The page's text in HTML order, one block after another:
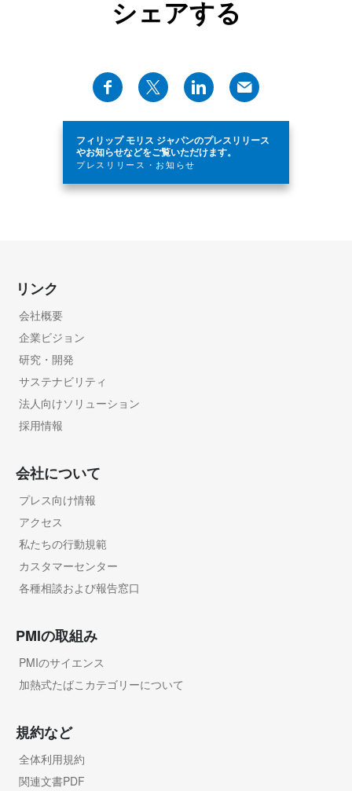
シェアする
フィリップ モリス ジャパンのプレスリリース
やお知らせなどをご覧いただけます。
プレスリリース・お知らせ
リンク
会社概要
企業ビジョン
研究・開発
サステナビリティ
法人向けソリューション
採用情報
会社について
プレス向け情報
アクセス
私たちの行動規範
カスタマーセンター
各種相談および報告窓口
PMIの取組み
PMIのサイエンス
加熱式たばこカテゴリーについて
規約など
全体利用規約
関連文書PDF